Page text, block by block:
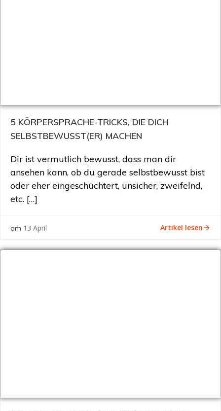
5 KÖRPERSPRACHE-TRICKS, DIE DICH
SELBSTBEWUSST(ER) MACHEN
Dir ist vermutlich bewusst, dass man dir
ansehen kann, ob du gerade selbstbewusst bist
oder eher eingeschüchtert, unsicher, zweifelnd,
etc. […]
am 13 April Artikel lesen